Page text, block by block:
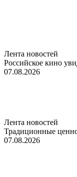
Лента новостей
Российское кино
07.08.2026
Лента новостей
Традиционные
07.08.2026